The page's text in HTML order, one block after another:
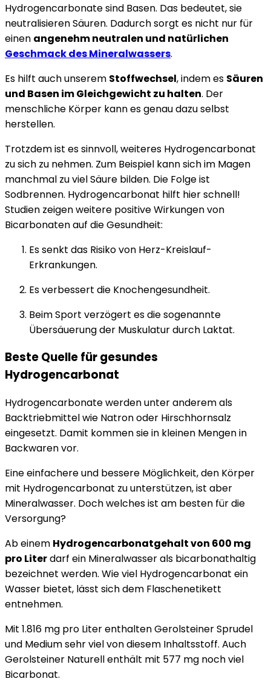
Hydrogencarbonate sind Basen. Das bedeutet, sie
neutralisieren Säuren. Dadurch sorgt es nicht nur für
einen angenehm neutralen und natürlichen
Geschmack des Mineralwassers.
Es hilft auch unserem Stoffwechsel, indem es Säuren
und Basen im Gleichgewicht zu halten. Der
menschliche Körper kann es genau dazu selbst
herstellen.
Trotzdem ist es sinnvoll, weiteres Hydrogencarbonat
zu sich zu nehmen. Zum Beispiel kann sich im Magen
manchmal zu viel Säure bilden. Die Folge ist
Sodbrennen. Hydrogencarbonat hilft hier schnell!
Studien zeigen weitere positive Wirkungen von
Bicarbonaten auf die Gesundheit:
Es senkt das Risiko von Herz-Kreislauf-
Erkrankungen.
Es verbessert die Knochengesundheit.
Beim Sport verzögert es die sogenannte
Übersäuerung der Muskulatur durch Laktat.
Beste Quelle für gesundes
Hydrogencarbonat
Hydrogencarbonate werden unter anderem als
Backtriebmittel wie Natron oder Hirschhornsalz
eingesetzt. Damit kommen sie in kleinen Mengen in
Backwaren vor.
Eine einfachere und bessere Möglichkeit, den Körper
mit Hydrogencarbonat zu unterstützen, ist aber
Mineralwasser. Doch welches ist am besten für die
Versorgung?
Ab einem Hydrogencarbonatgehalt von 600 mg
pro Literdarf ein Mineralwasser als bicarbonathaltig
bezeichnet werden. Wie viel Hydrogencarbonat ein
Wasser bietet, lässt sich dem Flaschenetikett
entnehmen.
Mit 1.816 mg pro Liter enthalten Gerolsteiner Sprudel
und Medium sehr viel von diesem Inhaltsstoff. Auch
Gerolsteiner Naturell enthält mit 577 mg noch viel
Bicarbonat.